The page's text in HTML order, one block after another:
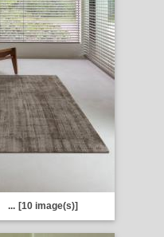
... [10 image(s)]